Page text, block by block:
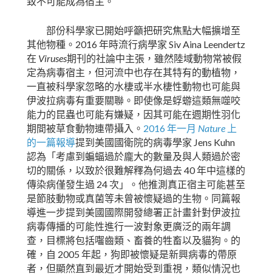
部份科學家已開始呼籲把研究焦點大幅擴增至
其他物種。 2016年時流行病學家 Siv Aina Leendertz
在 Viruses期刊的社論中主張，雖然陸域動物常被假
定為病毒宿主，但河流中也存在其特有的動植物，
一直被科學家忽略的水棲或半水棲性動物也可能與
伊波拉病毒有重要關聯。即使像是蜉蝣這類無噬咬
能力的昆蟲也可能有嫌疑，因其可能在週期性羽化
期間被草食動物連帶攝入。 2016年一月 Nature
上
的一篇報導提到美國國衛院的病毒學家 Jens Kuhn
認為「考慮到蝙蝠過於龐大的數量及與人類過於密
切的關係，以致於很難解釋為何過去40年中這樣的
傳染病僅發生過 24次」。他推測真正宿主可能甚至
是節肢動物或真菌等未曾被懷疑過的生物。同篇報
導進一步提到美國國際開發總署正計畫針對伊波拉
病毒傳播的可能性進行一波對象更廣泛的兩年調
查，目標將包括囓齒類、畜養的牲畜以及貓狗。的
確，自 2005 年起，狗即被懷疑是新興病毒的帶原
者，但顯然直到最近才開始受到重視，類似情況也